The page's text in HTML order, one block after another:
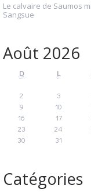
Le calvaire de Saumos
Sangsue
Août 2026
D L
2
3
9
10
16
17
23
24
30
31
Catégories